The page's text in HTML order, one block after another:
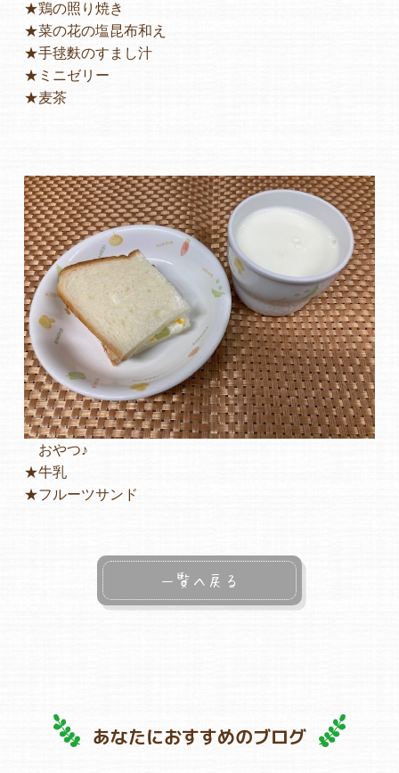
ヒーローズにしのみや保育園
ヒーローズ旭保育園
キッズ１ハート旭保育所
園の様子
お知らせ
★鶏の照り焼き
★菜の花の塩昆布和え
★手毬麩のすまし汁
★ミニゼリー
★麦茶
おやつ♪
★牛乳
★フルーツサンド
一覧へ戻る
あなたにおすすめのブログ